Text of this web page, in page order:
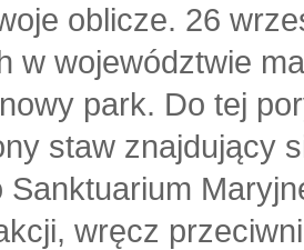
oblicze. 26
w województwie
park. Do tej
staw znajdujący
wręcz